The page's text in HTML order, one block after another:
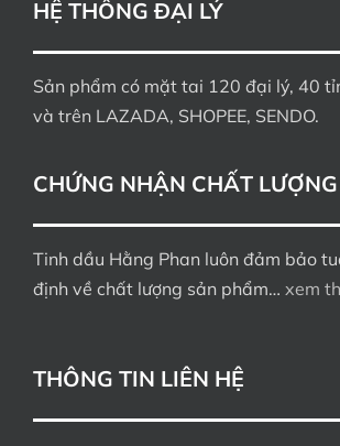
THÔNG TIN LIÊN HỆ
HỆ THỐNG ĐẠI LÝ
Sản phẩm có mặt tai 120 đại lý, 40
và trên LAZADA, SHOPEE, SENDO.
CHỨNG NHẬN CHẤT LƯỢNG
Tinh dầu Hằng Phan luôn đảm bảo
định về chất lượng sản phẩm… xem